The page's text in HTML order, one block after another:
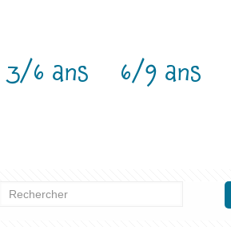
3/6 ans 6/9 ans